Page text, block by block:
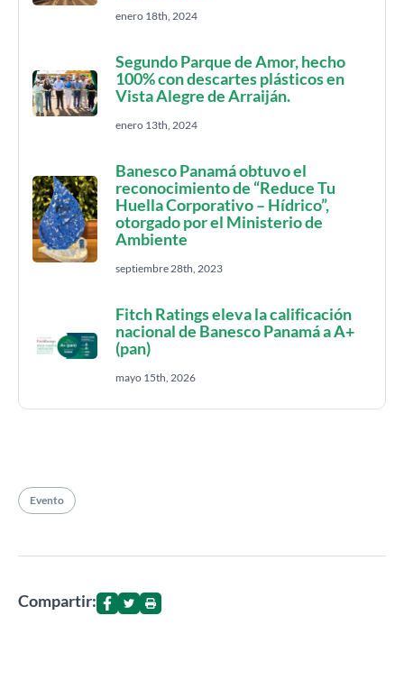
enero 18th, 2024
Segundo Parque de Amor, hecho
100% con descartes plásticos en
Vista Alegre de Arraiján.
enero 13th, 2024
Banesco Panamá obtuvo el
reconocimiento de “Reduce Tu
Huella Corporativo – Hídrico”,
otorgado por el Ministerio de
Ambiente
septiembre 28th, 2023
Fitch Ratings eleva la calificación
nacional de Banesco Panamá a A+
(pan)
mayo 15th, 2026
Evento
Compartir: